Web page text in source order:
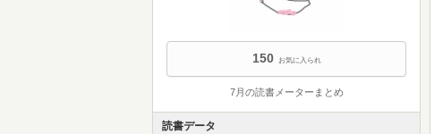
150 お気に入られ
7月の読書メーターまとめ
読書データ